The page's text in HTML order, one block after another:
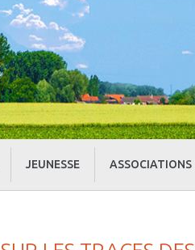
JEUNESSE ASSOCIATIONS